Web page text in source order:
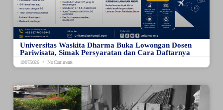
Universitas Waskita Dharma Buka Lowongan Dosen
Pariwisata, Simak Persyaratan dan Cara Daftarnya
10/07/2026 No Comments